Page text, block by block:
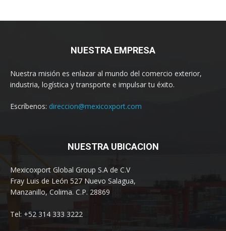
NUESTRA EMPRESA
Nuestra misión es enlazar al mundo del comercio exterior,
industria, logística y transporte e impulsar tu éxito.
Escríbenos: direccion@mexicoxport.com
NUESTRA UBICACION
Mexicoxport Global Group S.A de C.V
Fray Luis de León 527 Nuevo Salagua,
Manzanillo, Colima. C.P. 28869
Tel: +52 314 333 3222